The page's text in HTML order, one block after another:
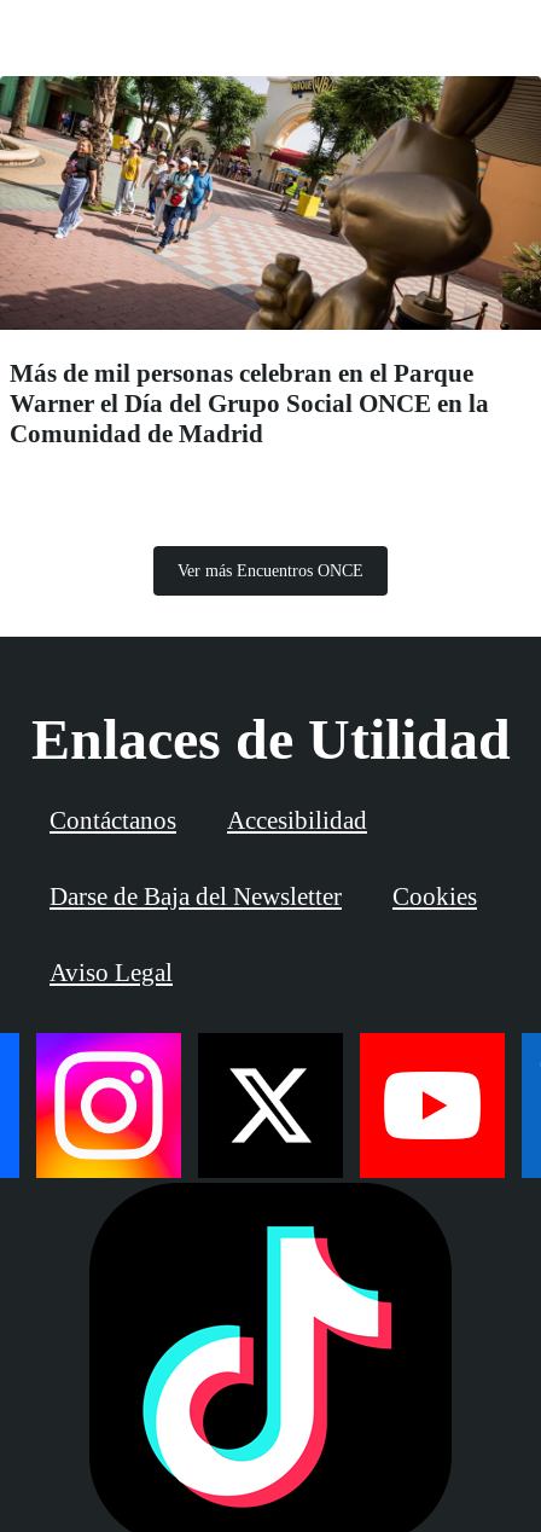
Más de mil personas celebran en el Parque
Warner el Día del Grupo Social ONCE en la
Comunidad de Madrid
Ver más Encuentros ONCE
Enlaces de Utilidad
Contáctanos Accesibilidad
Darse de Baja del Newsletter Cookies
Aviso Legal